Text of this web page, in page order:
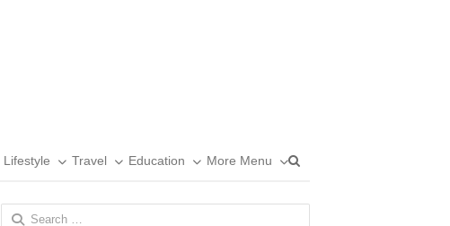
Lifestyle Travel Education More Menu
Search